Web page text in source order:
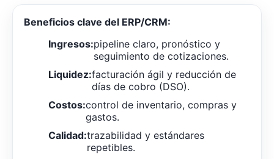
Beneficios clave del ERP/CRM:
Ingresos:pipeline claro, pronóstico y
seguimiento de cotizaciones.
Liquidez:facturación ágil y reducción de
días de cobro (DSO).
Costos:control de inventario, compras y
gastos.
Calidad:trazabilidad y estándares
repetibles.